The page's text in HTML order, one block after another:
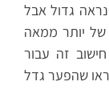
3 אגורות לא נראה גדול אבל
של יותר ממאה
זה עבור